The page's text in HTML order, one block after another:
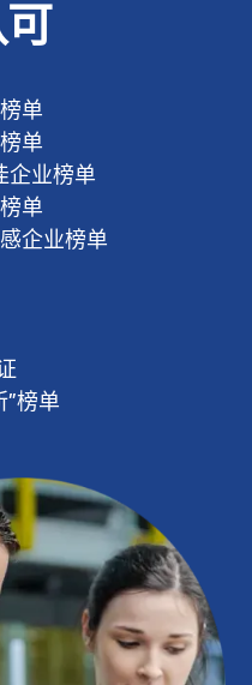
单
单
企业榜单
单
企业榜单
榜单